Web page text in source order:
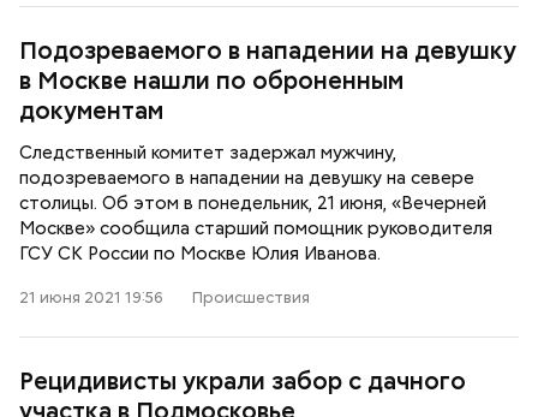
Подозреваемого в нападении на девушку
в Москве нашли по оброненным
документам
Следственный комитет задержал мужчину,
подозреваемого в нападении на девушку на севере
столицы. Об этом в понедельник, 21 июня, «Вечерней
Москве» сообщила старший помощник руководителя
ГСУ СК России по Москве Юлия Иванова.
21 июня 2021 19:56 Происшествия
Рецидивисты украли забор с дачного